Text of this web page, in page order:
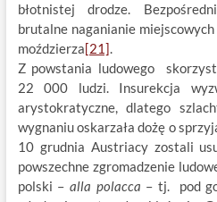
błotnistej drodze.
brutalne naganianie
moździerza[21].
Z powstania ludowego
22 000 ludzi. Insurekcja
arystokratyczne, dlatego
wygnaniu oskarzała dożę o
10 grudnia Austriacy zostali
powszechne zgromadzenie
polski – alla polacca – tj. pod